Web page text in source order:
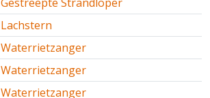
Lachstern
Waterrietzanger
Waterrietzanger
Waterrietzanger